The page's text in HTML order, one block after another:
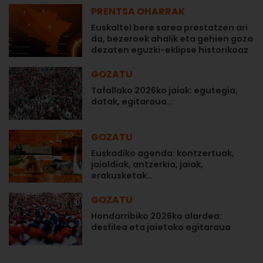
PRENTSA OHARRAK
Euskaltel bere sarea prestatzen ari
da, bezeroek ahalik eta gehien goza
dezaten eguzki-eklipse historikoaz
GOZATU
Tafallako 2026ko jaiak: egutegia,
datak, egitaraua...
GOZATU
Euskadiko agenda: kontzertuak,
jaialdiak, antzerkia, jaiak,
erakusketak…
GOZATU
Hondarribiko 2026ko alardea:
desfilea eta jaietako egitaraua